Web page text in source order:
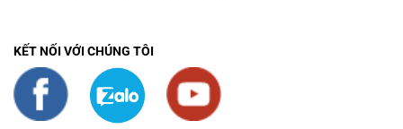
KẾT NỐI VỚI CHÚNG TÔI